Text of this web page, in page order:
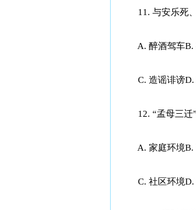
11. 与安乐死、
A. 醉酒驾车B.
C. 造谣诽谤D.
12. “孟母三迁”
A. 家庭环境B.
C. 社区环境D.